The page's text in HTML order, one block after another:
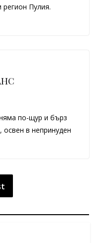
регион Пулия.
по-щур и бърз
освен в непринуден